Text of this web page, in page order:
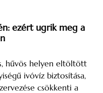
ezért ugrik meg a
hűvös helyen eltöltött
ivóvíz biztosítása,
csökkenti a